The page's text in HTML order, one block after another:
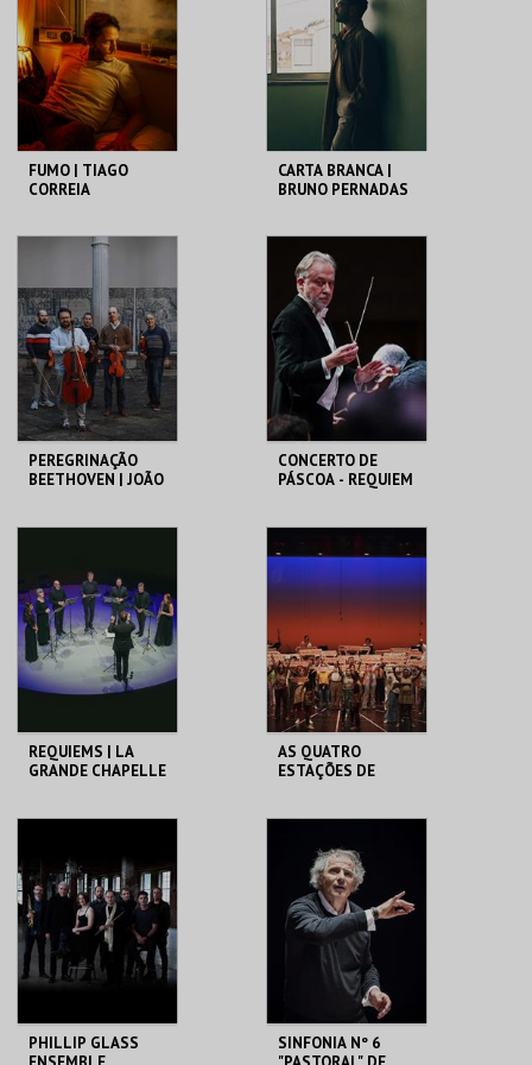
MAIS INFO
COMPRAR
MAIS INFO
COMPRAR
FUMO | TIAGO
CORREIA
MAIS INFO
COMPRAR
CARTA BRANCA |
BRUNO PERNADAS
MAIS INFO
COMPRAR
PEREGRINAÇÃO
BEETHOVEN | JOÃO
MAIS INFO
COMPRAR
CONCERTO DE
PÁSCOA - REQUIEM
MAIS INFO
COMPRAR
REQUIEMS | LA
GRANDE CHAPELLE
MAIS INFO
COMPRAR
AS QUATRO
ESTAÇÕES DE
COMENTADOS
MAIS INFO
COMPRAR
PHILLIP GLASS
SINFONIA Nº 6